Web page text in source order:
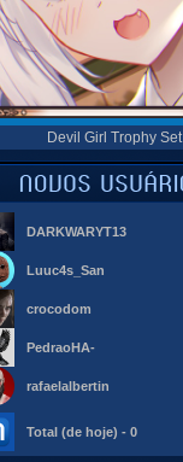
Devil Girl Trophy Set
DARKWARYT13
Luuc4s_San
crocodom
PedraoHA-
rafaelalbertin
Total (de hoje) - 0